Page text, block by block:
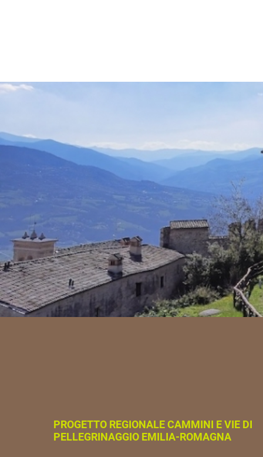
PROGETTO REGIONALE CAMMINI E VIE DI
PELLEGRINAGGIO EMILIA-ROMAGNA